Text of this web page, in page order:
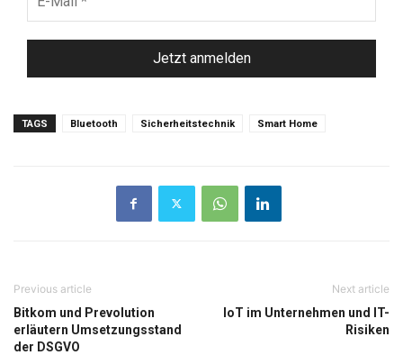
Mail
*
TAGS Bluetooth Sicherheitstechnik Smart Home
Previous article
Bitkom und Prevolution
erläutern Umsetzungsstand
der DSGVO
Next article
IoT im Unternehmen und IT-
Risiken